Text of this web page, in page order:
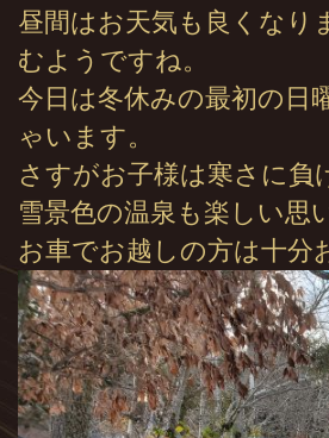
昼間はお天気も良くなり
むようですね。
今日は冬休みの最初の日
ゃいます。
さすがお子様は寒さに負
雪景色の温泉も楽しい思
お車でお越しの方は十分